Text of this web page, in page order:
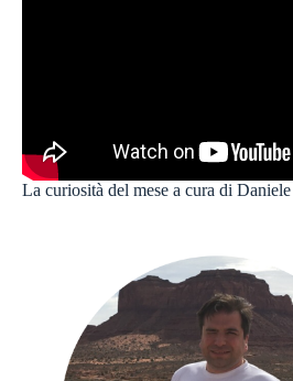
La curiosità del mese a cura di